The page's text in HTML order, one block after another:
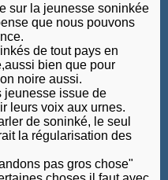
sur la jeunesse soninkée
que nous pouvons
de tout pays en
bien que pour
noire aussi.
jeunesse issue de
leurs voix aux urnes.
de soninké, le seul
la régularisation des
pas gros chose"